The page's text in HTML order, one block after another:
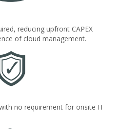
reducing upfront CAPEX
of cloud management.
no requirement for onsite IT